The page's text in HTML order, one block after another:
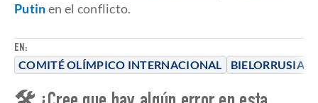
EN:
COMITÉ OLÍMPICO INTERNACIONAL BIELORRUSIA
Putinen el conflicto.